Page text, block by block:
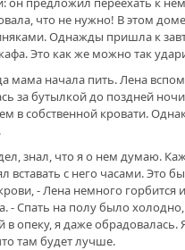
ХАКИМОВЕ. ИМЯ
ФИЛЬМЫ БУЛАТА
ГАЗЕТЫ
что не нужно! В этом
Однажды пришла к
Это как же можно так
мама начала пить. Лена
за бутылкой до поздней
в собственной кровати.
знал, что я о нем думаю.
вставать с него часами.
- Лена немного горбится
- Спать на полу было
в опеку, я даже
там будет лучше.